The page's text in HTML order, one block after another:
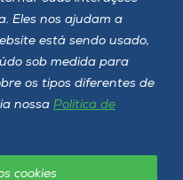
Eles nos ajudam a
está sendo usado,
sob medida para
os tipos diferentes de
nossa Política de
cookies